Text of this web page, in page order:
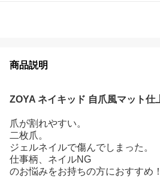
商品説明
ZOYA ネイキッド 自爪風マット仕
爪が割れやすい。
二枚爪。
ジェルネイルで傷んでしまった。
仕事柄、ネイルNG
のお悩みをお持ちの方におすすめ！